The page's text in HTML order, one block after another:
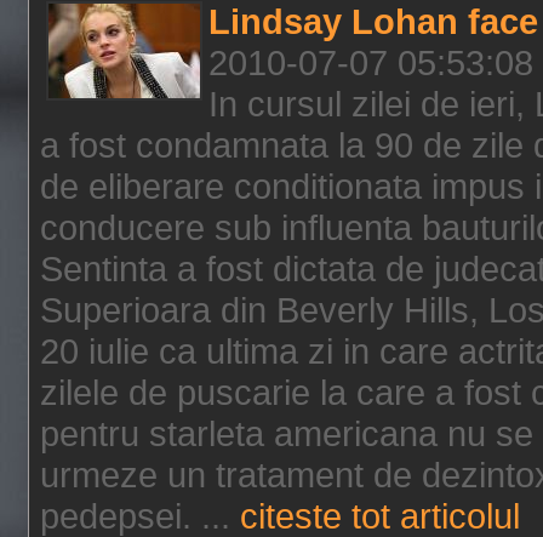
Lindsay Lohan
2010-07-07 05:53:08
In cursul zilei de ieri,
a fost condamnata la 90 de
de eliberare conditionata
conducere sub influenta
Sentinta a fost dictata de
Superioara din Beverly Hills,
20 iulie ca ultima zi in care
zilele de puscarie la care a fost
pentru starleta americana nu
urmeze un tratament de
pedepsei. ... citeste tot articolul